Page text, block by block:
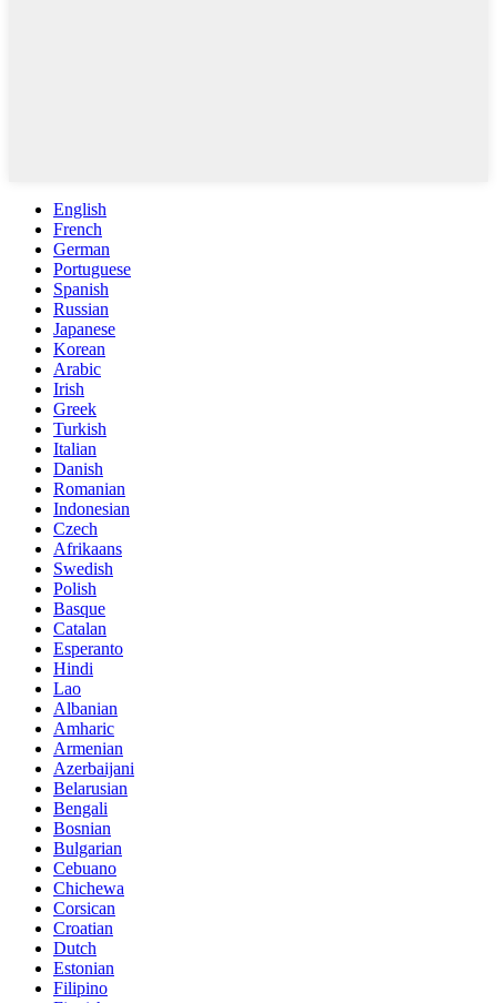
English
French
German
Portuguese
Spanish
Russian
Japanese
Korean
Arabic
Irish
Greek
Turkish
Italian
Danish
Romanian
Indonesian
Czech
Afrikaans
Swedish
Polish
Basque
Catalan
Esperanto
Hindi
Lao
Albanian
Amharic
Armenian
Azerbaijani
Belarusian
Bengali
Bosnian
Bulgarian
Cebuano
Chichewa
Corsican
Croatian
Dutch
Estonian
Filipino